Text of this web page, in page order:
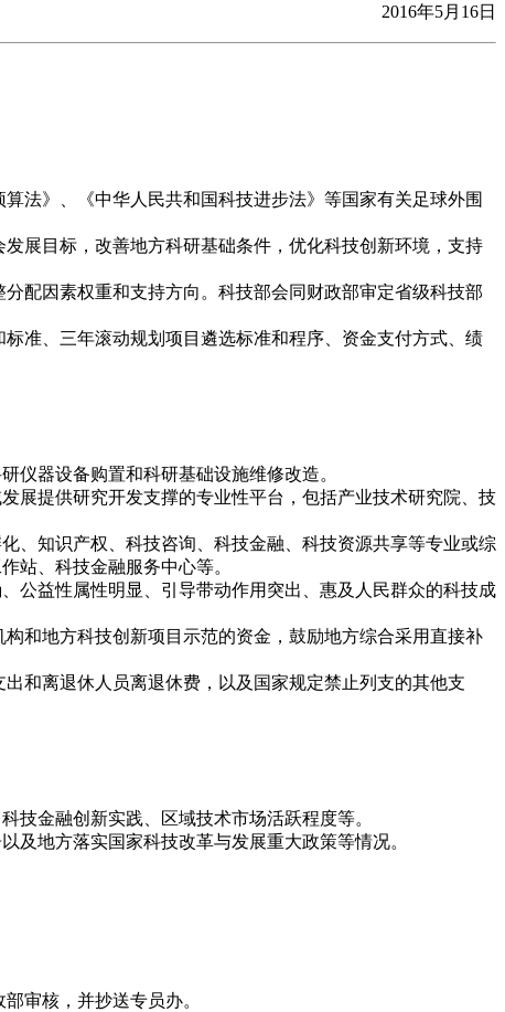
2016年5月16日
法》、《中华人民共和国科技进步法》等国家有关足球外围
展目标，改善地方科研基础条件，优化科技创新环境，支持
配因素权重和支持方向。科技部会同财政部审定省级科技部
准、三年滚动规划项目遴选标准和程序、资金支付方式、绩
仪器设备购置和科研基础设施维修改造。
展提供研究开发支撑的专业性平台，包括产业技术研究院、技
、知识产权、科技咨询、科技金融、科技资源共享等专业或综
站、科技金融服务中心等。
公益性属性明显、引导带动作用突出、惠及人民群众的科技成
和地方科技创新项目示范的资金，鼓励地方综合采用直接补
和离退休人员离退休费，以及国家规定禁止列支的其他支
技金融创新实践、区域技术市场活跃程度等。
及地方落实国家科技改革与发展重大政策等情况。
审核，并抄送专员办。